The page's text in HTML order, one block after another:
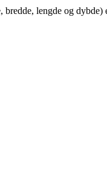
lengde og dybde)